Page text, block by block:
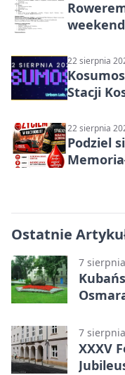
weekend
22 sierpnia
Stacji
22 sierpnia
Podziel
Ostatnie
7
7
XXXV